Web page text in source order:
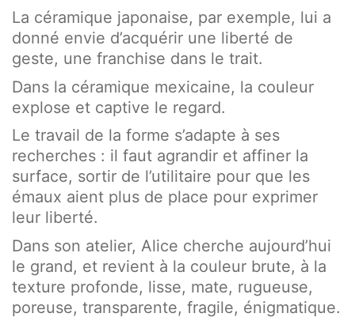
La céramique japonaise, par exemple, lui a
donné envie d’acquérir une liberté de
geste, une franchise dans le trait.
Dans la céramique mexicaine, la couleur
explose et captive le regard.
Le travail de la forme s’adapte à ses
recherches : il faut agrandir et affiner la
surface, sortir de l’utilitaire pour que les
émaux aient plus de place pour exprimer
leur liberté.
Dans son atelier, Alice cherche aujourd’hui
le grand, et revient à la couleur brute, à la
texture profonde, lisse, mate, rugueuse,
poreuse, transparente, fragile, énigmatique.